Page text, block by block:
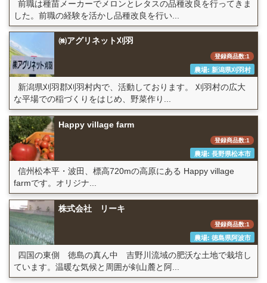
前職は種苗メーカーでメロンとレタスの品種改良を行ってきま
した。前職の経験を活かし品種改良を行い...
㈱アグリネット刈羽
登録商品数:1
農場: 新潟県刈羽村
新潟県刈羽郡刈羽村内で、活動しております。 刈羽村の広大
な平場での稲づくりをはじめ、野菜作り...
Happy village farm
登録商品数:1
農場: 長野県松本市
信州松本平・波田、標高720mの高原にある Happy village
farmです。オリジナ...
株式会社 リーキ
登録商品数:1
農場: 徳島県阿波市
四国の東側 徳島の真ん中 吉野川流域の肥沃な土地で栽培し
ています。温暖な気候と周囲が剣山麓と阿...